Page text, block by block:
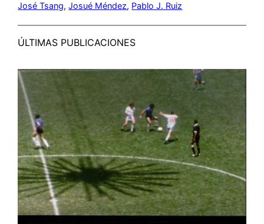
José Tsang, Josué Méndez, Pablo J. Ruiz
ÚLTIMAS PUBLICACIONES